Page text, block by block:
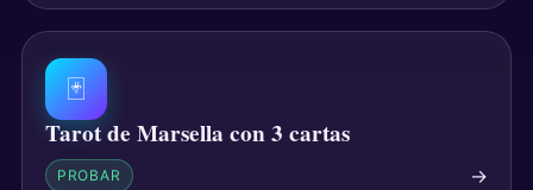
🃏
Tarot de Marsella con 3 cartas
PROBAR →